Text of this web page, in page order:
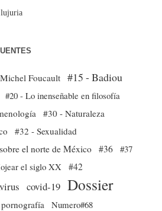
lujuria
Foucault #15 - Badiou
#20 - Lo inenseñable en filosofía
#30 - Naturaleza
#32 - Sexualidad
el norte de México #36 #37
el siglo XX #42
covid-19 Dossier
Numero#68